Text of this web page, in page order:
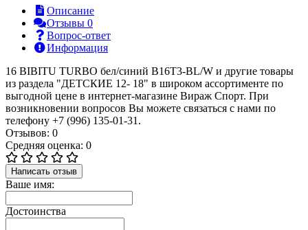
Описание
Отзывы 0
Вопрос-ответ
Информация
16 BIBITU TURBO бел/синий B16T3-BL/W и другие товары
из раздела "ДЕТСКИЕ 12- 18" в широком ассортименте по
выгодной цене в интернет-магазине Вираж Спорт. При
возникновении вопросов Вы можете связаться с нами по
телефону +7 (996) 135-01-31.
Отзывов: 0
Средняя оценка: 0
Написать отзыв
Ваше имя:
Достоинства